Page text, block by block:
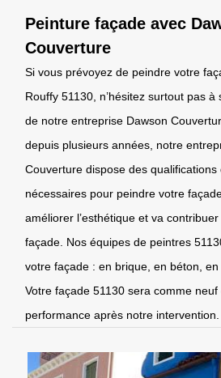
Peinture façade avec
Couverture
Si vous prévoyez de peindre votre
Rouffy 51130, n’hésitez surtout pas
de notre entreprise Dawson
depuis plusieurs années, notre
Couverture dispose des
nécessaires pour peindre votre
améliorer l’esthétique et va
façade. Nos équipes de peintres
votre façade : en brique, en béton, en
Votre façade 51130 sera comme
performance après notre intervention.